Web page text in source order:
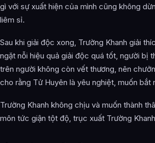
gì với sự xuất hiện của mình cũng không
liêm sỉ.
Sau khi giải độc xong, Trường Khanh giải
ngặt nỗi hiệu quả giải độc quá tốt, người bị
trên người không còn vết thương, nên
cho rằng Tử Huyên là yêu nghiệt, muốn bắt
Trường Khanh không chịu và muốn thành
môn tức giận tột độ, trục xuất Trường